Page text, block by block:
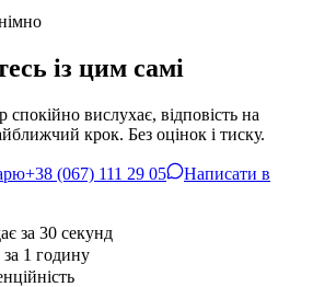
із цим самі
вислухає, відповість на
крок. Без оцінок і тиску.
+38 (067) 111 29 05
Написати в
за 30 секунд
1 годину